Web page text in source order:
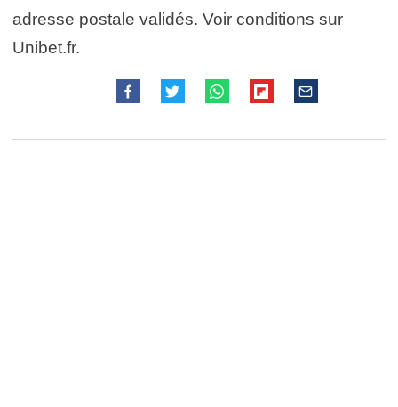
adresse postale validés. Voir conditions sur
Unibet.fr.